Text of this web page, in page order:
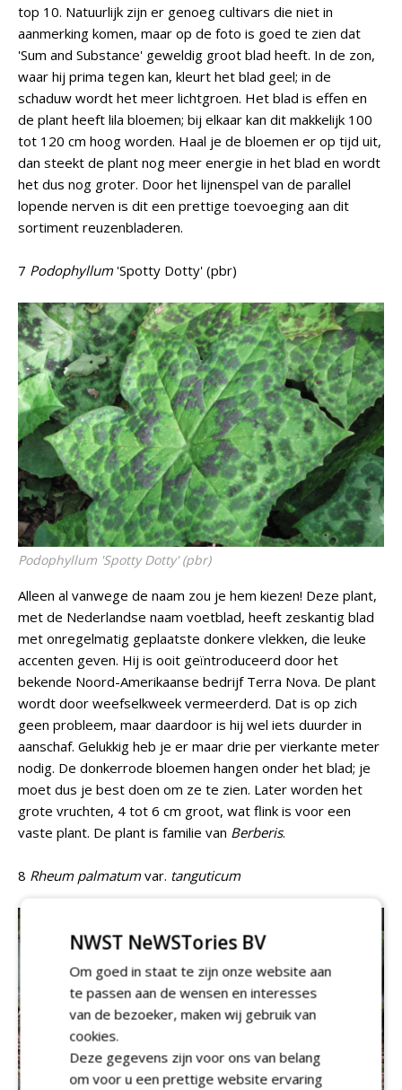
top 10. Natuurlijk zijn er genoeg cultivars die niet in
aanmerking komen, maar op de foto is goed te zien dat
'Sum and Substance' geweldig groot blad heeft. In de zon,
waar hij prima tegen kan, kleurt het blad geel; in de
schaduw wordt het meer lichtgroen. Het blad is effen en
de plant heeft lila bloemen; bij elkaar kan dit makkelijk 100
tot 120 cm hoog worden. Haal je de bloemen er op tijd uit,
dan steekt de plant nog meer energie in het blad en wordt
het dus nog groter. Door het lijnenspel van de parallel
lopende nerven is dit een prettige toevoeging aan dit
sortiment reuzenbladeren.
7 Podophyllum'Spotty Dotty' (pbr)
Podophyllum 'Spotty Dotty' (pbr)
Alleen al vanwege de naam zou je hem kiezen! Deze plant,
met de Nederlandse naam voetblad, heeft zeskantig blad
met onregelmatig geplaatste donkere vlekken, die leuke
accenten geven. Hij is ooit geïntroduceerd door het
bekende Noord-Amerikaanse bedrijf Terra Nova. De plant
wordt door weefselkweek vermeerderd. Dat is op zich
geen probleem, maar daardoor is hij wel iets duurder in
aanschaf. Gelukkig heb je er maar drie per vierkante meter
nodig. De donkerrode bloemen hangen onder het blad; je
moet dus je best doen om ze te zien. Later worden het
grote vruchten, 4 tot 6 cm groot, wat flink is voor een
vaste plant. De plant is familie van Berberis.
8 Rheum palmatumvar. tanguticum
NWST NeWSTories BV
Om goed in staat te zijn onze website aan
te passen aan de wensen en interesses
van de bezoeker, maken wij gebruik van
cookies.
Deze gegevens zijn voor ons van belang
om voor u een prettige website ervaring